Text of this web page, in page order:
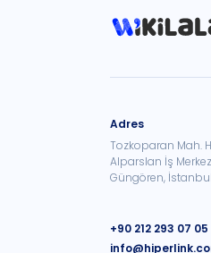
Adres
Tozkoparan Mah.
Alparslan İş
Güngören, İstanbul
+90 212 293 07 05